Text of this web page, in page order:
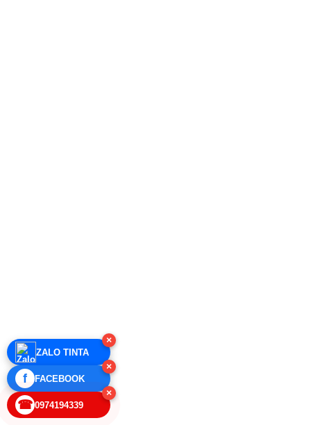
×
ZALO TINTA
×
f FACEBOOK
×
☎ 0974194339